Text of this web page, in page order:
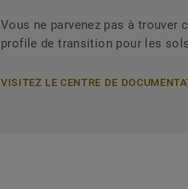
Vous ne parvenez pas à trouver
profile de transition pour les
VISITEZ LE CENTRE DE